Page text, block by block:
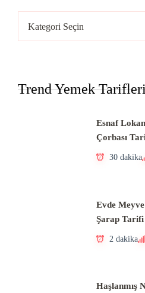
Mutfakları
Trend Yemek
Esnaf
Çorbası
30 dakika
Evde Meyve
Şarap Tarifi
2 dakika
Haşlanmış